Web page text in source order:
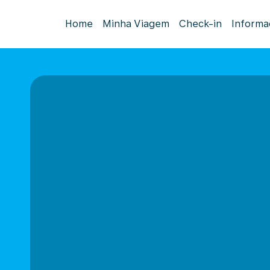
Home Minha Viagem Check-in